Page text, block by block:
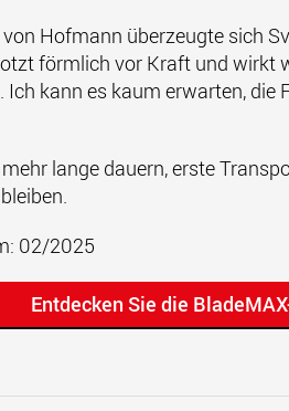
Hofmann überzeugte sich
förmlich vor Kraft und wirkt
Ich kann es kaum erwarten,
lange dauern, erste
02/2025
Entdecken Sie die